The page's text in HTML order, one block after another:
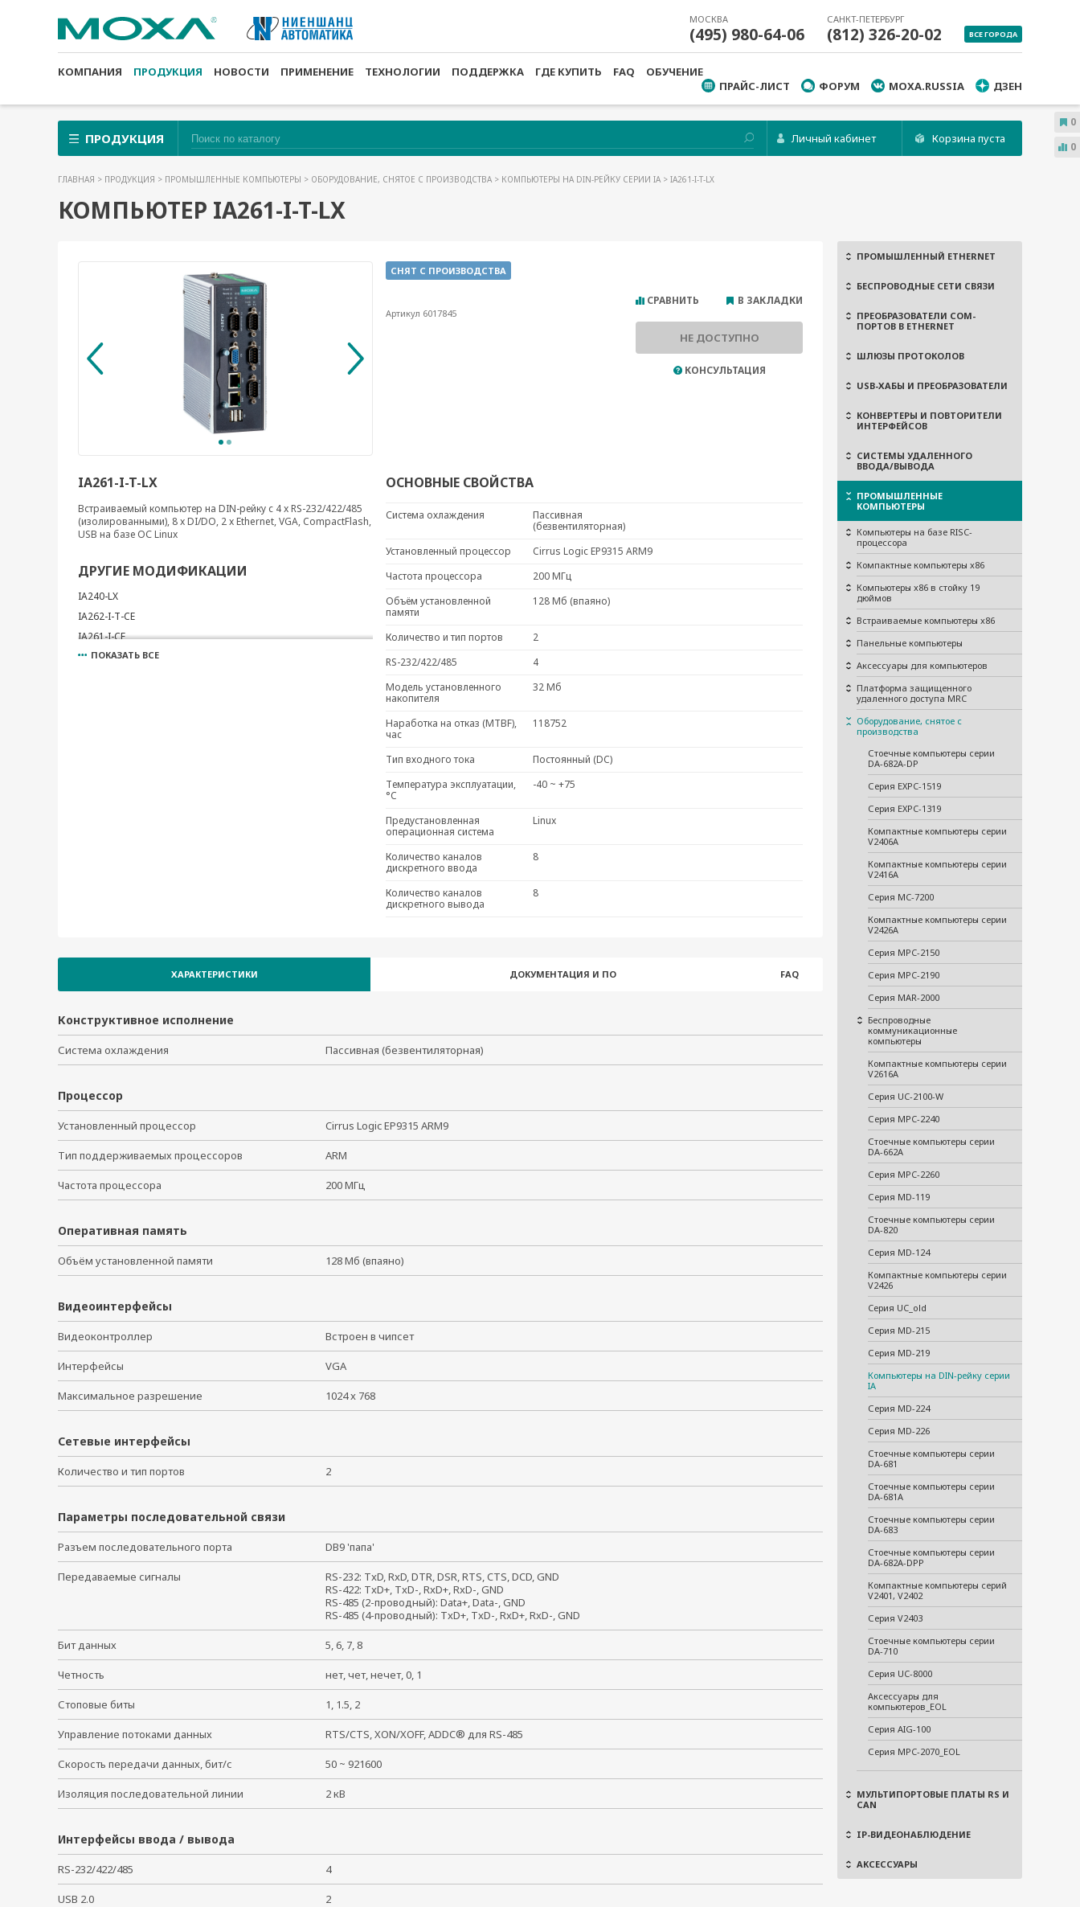
МОСКВА
(495) 980-64-06
САНКТ-ПЕТЕРБУРГ
(812) 326-20-02 ВСЕ ГОРОДА
КОМПАНИЯ ПРОДУКЦИЯ НОВОСТИ ПРИМЕНЕНИЕ ТЕХНОЛОГИИ ПОДДЕРЖКА ГДЕ КУПИТЬ FAQ
ОБУЧЕНИЕ
ПРАЙС-ЛИСТ
ФОРУМ MOXA.RUSSIA ДЗЕН
ПРОДУКЦИЯ Личный кабинет Корзина пуста
ГЛАВНАЯ > ПРОДУКЦИЯ > ПРОМЫШЛЕННЫЕ КОМПЬЮТЕРЫ > ОБОРУДОВАНИЕ, СНЯТОЕ С ПРОИЗВОДСТВА > КОМПЬЮТЕРЫ НА DIN-РЕЙКУ СЕРИИ IA > IA261-I-T-LX
КОМПЬЮТЕР IA261-I-T-LX
ПРОМЫШЛЕННЫЙ ETHERNET
БЕСПРОВОДНЫЕ СЕТИ СВЯЗИ
ПРЕОБРАЗОВАТЕЛИ COM-
ПОРТОВ В ETHERNET
ШЛЮЗЫ ПРОТОКОЛОВ
USB-ХАБЫ И ПРЕОБРАЗОВАТЕЛИ
КОНВЕРТЕРЫ И ПОВТОРИТЕЛИ
ИНТЕРФЕЙСОВ
СИСТЕМЫ УДАЛЕННОГО
ВВОДА/ВЫВОДА
ПРОМЫШЛЕННЫЕ
КОМПЬЮТЕРЫ
Компьютеры на базе RISC-
процессора
Компактные компьютеры x86
Компьютеры x86 в стойку 19
дюймов
Встраиваемые компьютеры x86
Панельные компьютеры
Аксессуары для компьютеров
Платформа защищенного
удаленного доступа MRC
Оборудование, снятое с
производства
Стоечные компьютеры серии
DA-682A-DP
Серия EXPC-1519
Серия EXPC-1319
Компактные компьютеры серии
V2406A
Компактные компьютеры серии
V2416A
Серия MC-7200
Компактные компьютеры серии
V2426A
Серия MPC-2150
Серия MPC-2190
Серия MAR-2000
Беспроводные
коммуникационные
компьютеры
Компактные компьютеры серии
V2616A
Серия UC-2100-W
Серия MPC-2240
Стоечные компьютеры серии
DA-662A
Серия MPC-2260
Серия MD-119
Стоечные компьютеры серии
DA-820
Серия MD-124
Компактные компьютеры серии
V2426
Cерия UC_old
Серия MD-215
Серия MD-219
Компьютеры на DIN-рейку серии
IA
Серия MD-224
Серия MD-226
Стоечные компьютеры серии
DA-681
Стоечные компьютеры серии
DA-681A
Стоечные компьютеры серии
DA-683
Стоечные компьютеры серии
DA-682A-DPP
Компактные компьютеры серий
V2401, V2402
Серия V2403
Стоечные компьютеры серии
DA-710
Серия UC-8000
Аксессуары для
компьютеров_EOL
Серия AIG-100
Серия MPC-2070_EOL
МУЛЬТИПОРТОВЫЕ ПЛАТЫ RS И
CAN
IP-ВИДЕОНАБЛЮДЕНИЕ
АКСЕССУАРЫ
СНЯТ С ПРОИЗВОДСТВА
Артикул 6017845
СРАВНИТЬ В ЗАКЛАДКИ
НЕ ДОСТУПНО
КОНСУЛЬТАЦИЯ
IA261-I-T-LX
Встраиваемый компьютер на DIN-рейку с 4 x RS-232/422/485
(изолированными), 8 x DI/DO, 2 x Ethernet, VGA, CompactFlash,
USB на базе ОС Linux
ДРУГИЕ МОДИФИКАЦИИ
IA240-LX
IA262-I-T-CE
IA261-I-CE
IA261-I-T-CE
ПОКАЗАТЬ ВСЕ
ОСНОВНЫЕ СВОЙСТВА
Система охлаждения
Пассивная
(безвентиляторная)
Установленный процессор
Cirrus Logic EP9315 ARM9
Частота процессора
200 МГц
Объём установленной
памяти
128 Мб (впаяно)
Количество и тип портов
2
RS-232/422/485
4
Модель установленного
накопителя
32 Мб
Наработка на отказ (MTBF),
час
118752
Тип входного тока
Постоянный (DC)
Температура эксплуатации,
°C
-40 ~ +75
Предустановленная
операционная система
Linux
Количество каналов
дискретного ввода
8
Количество каналов
дискретного вывода
8
ХАРАКТЕРИСТИКИ ДОКУМЕНТАЦИЯ И ПО FAQ
Конструктивное исполнение
Система охлаждения Пассивная (безвентиляторная)
Процессор
Установленный процессор Cirrus Logic EP9315 ARM9
Тип поддерживаемых процессоров ARM
Частота процессора 200 МГц
Оперативная память
Объём установленной памяти 128 Мб (впаяно)
Видеоинтерфейсы
Видеоконтроллер Встроен в чипсет
Интерфейсы VGA
Максимальное разрешение 1024 x 768
Сетевые интерфейсы
Количество и тип портов 2
Параметры последовательной связи
Разъем последовательного порта DB9 'папа'
Передаваемые сигналы
RS-232: TxD, RxD, DTR, DSR, RTS, CTS, DCD, GND
RS-422: TxD+, TxD-, RxD+, RxD-, GND
RS-485 (2-проводный): Data+, Data-, GND
RS-485 (4-проводный): TxD+, TxD-, RxD+, RxD-, GND
Бит данных 5, 6, 7, 8
Четность нет, чет, нечет, 0, 1
Стоповые биты 1, 1.5, 2
Управление потоками данных RTS/CTS, XON/XOFF, ADDC® для RS-485
Скорость передачи данных, бит/с 50 ~ 921600
Изоляция последовательной линии 2 кВ
Интерфейсы ввода / вывода
RS-232/422/485 4
USB 2.0 2
0
0